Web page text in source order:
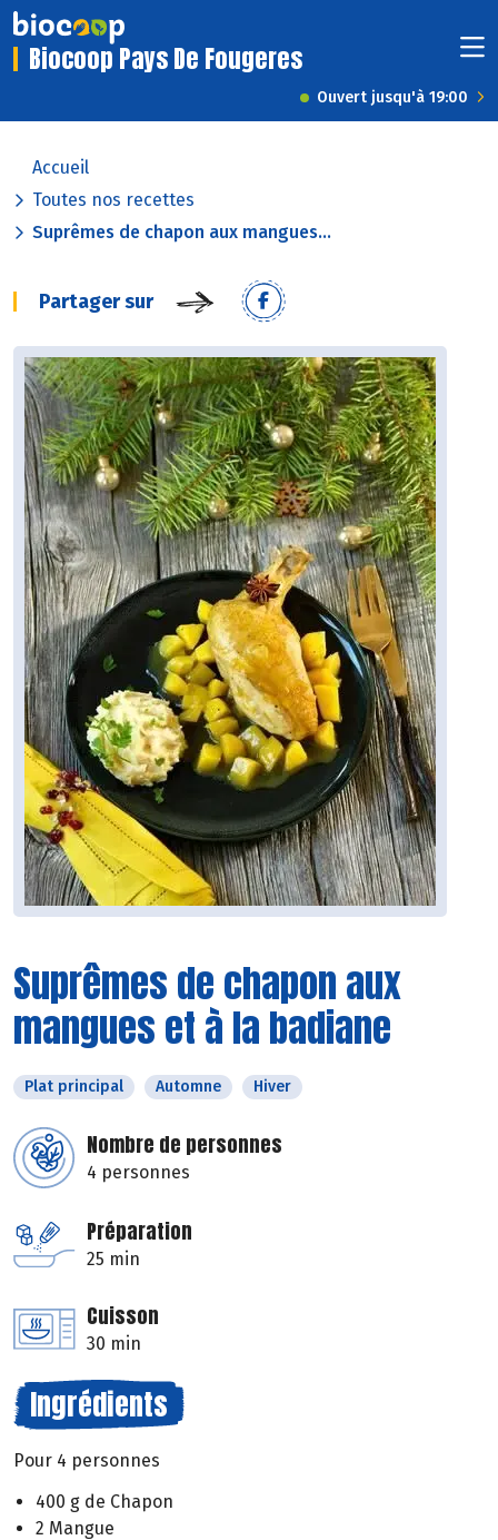
Biocoop Pays De Fougeres
Ouvert jusqu'à 19:00
Accueil
Toutes nos recettes
Suprêmes de chapon aux mangues...
Partager sur
Suprêmes de chapon aux
mangues et à la badiane
Plat principal Automne Hiver
Nombre de personnes
4 personnes
Préparation
25 min
Cuisson
30 min
Ingrédients
Pour 4 personnes
400 g de Chapon
2 Mangue